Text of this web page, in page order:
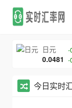
日元
0.0481
-
-
今日实时